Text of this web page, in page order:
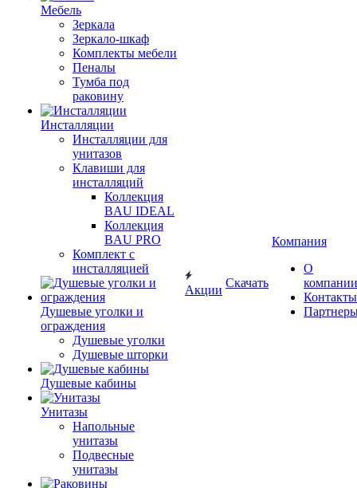
Мебель
Зеркала
Зеркало-шкаф
Комплекты мебели
Пеналы
Тумба под
раковину
Инсталляции
Инсталляции для
унитазов
Клавиши для
инсталляций
Коллекция
BAU IDEAL
Коллекция
BAU PRO
Комплект с
инсталляцией
Душевые уголки и
ограждения
Душевые уголки
Душевые шторки
Душевые кабины
Унитазы
Напольные
унитазы
Подвесные
унитазы
Акции
Скачать
Компания
О
компании
Контакты